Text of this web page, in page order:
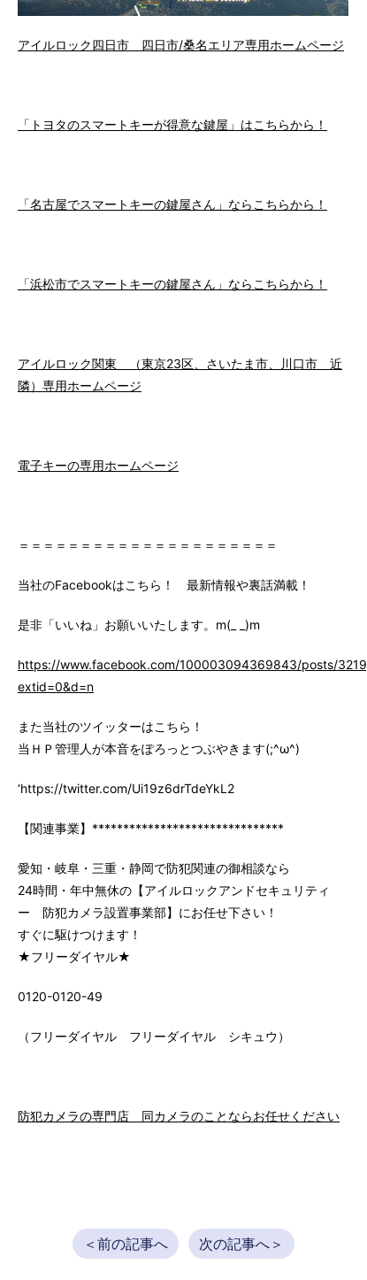
アイルロック四日市 四日市/桑名エリア専用ホームページ
「トヨタのスマートキーが得意な鍵屋」はこちらから！
「名古屋でスマートキーの鍵屋さん」ならこちらから！
「浜松市でスマートキーの鍵屋さん」ならこちらから！
アイルロック関東 （東京23区、さいたま市、川口市 近
隣）専用ホームページ
電子キーの専用ホームページ
＝＝＝＝＝＝＝＝＝＝＝＝＝＝＝＝＝＝＝＝＝
当社のFacebookはこちら！ 最新情報や裏話満載！
是非「いいね」お願いいたします。m(_ _)m
https://www.facebook.com/100003094369843/posts/
extid=0&d=n
また当社のツイッターはこちら！
当ＨＰ管理人が本音をぽろっとつぶやきます(;^ω^)
‘https://twitter.com/Ui19z6drTdeYkL2
【関連事業】*******************************
愛知・岐阜・三重・静岡で防犯関連の御相談なら
24時間・年中無休の【アイルロックアンドセキュリティ
ー 防犯カメラ設置事業部】にお任せ下さい！
すぐに駆けつけます！
★フリーダイヤル★
0120-0120-49
（フリーダイヤル フリーダイヤル シキュウ）
防犯カメラの専門店 同カメラのことならお任せください
＜前の記事へ 次の記事へ＞